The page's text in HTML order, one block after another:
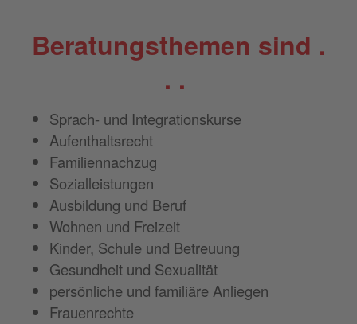
Beratungsthemen sind .
. .
Sprach- und Integrationskurse
Aufenthaltsrecht
Familiennachzug
Sozialleistungen
Ausbildung und Beruf
Wohnen und Freizeit
Kinder, Schule und Betreuung
Gesundheit und Sexualität
persönliche und familiäre Anliegen
Frauenrechte